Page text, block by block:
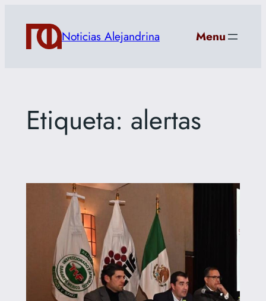
contenido
Noticias Alejandrina Menu
Etiqueta: alertas